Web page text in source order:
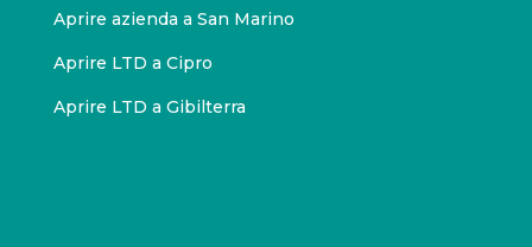
Aprire azienda a San Marino
Aprire LTD a Cipro
Aprire LTD a Gibilterra